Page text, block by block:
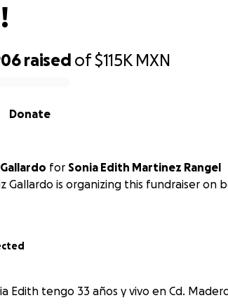
raised of$115K MXN
Donate
for Sonia Edith Martinez Rangel
Gallardo is organizing this fundraiser on
Edith tengo 33 años y vivo en Cd.